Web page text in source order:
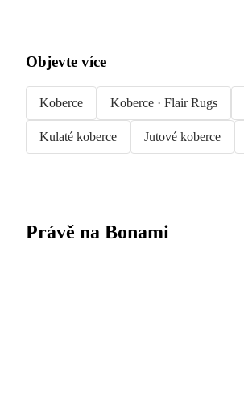
Objevte více
Koberce Koberce · Flair Rugs
Kulaté koberce Jutové koberce
Právě na Bonami